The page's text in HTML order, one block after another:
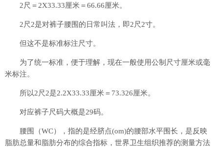
2尺＝2X33.33厘米＝66.66厘米。
2尺2是对裤子腰围的日常叫法，即2尺2寸。
但这不是标准标注尺寸。
为了统一标准，便于理解，现在一般使用公制尺寸厘米或毫
米标注。
所以2尺2是2.2X33.33厘米＝73.326厘米。
对应裤子尺码大概是29码。
腰围（WC），指的是经脐点(om)的腰部水平围长，是反映
脂肪总量和脂肪分布的综合指标，世界卫生组织推荐的测量方法